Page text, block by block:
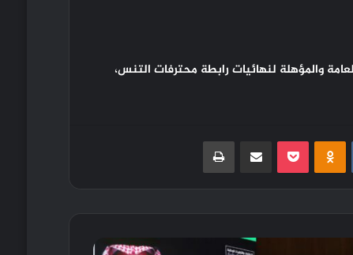
والمؤهلة لنهائيات رابطة محترفات التنس،
‏VKontakte
Odnoklassniki بوكيت مشاركة عبر البريد طباعة